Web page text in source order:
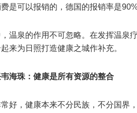
是可以报销的，德国的报销率是
温泉的作用不可忽略。在发挥温泉
来为日照打造健康之城作补充。
海珠： 健康是所有资源的整合
好，健康本来不分民族，不分国界